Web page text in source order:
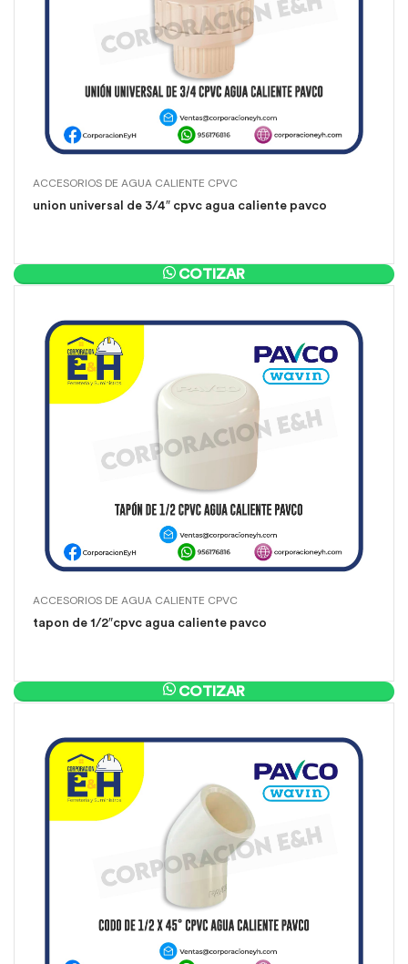
ACCESORIOS DE AGUA CALIENTE CPVC
union universal de 3/4″ cpvc agua caliente pavco
COTIZAR
ACCESORIOS DE AGUA CALIENTE CPVC
tapon de 1/2″cpvc agua caliente pavco
COTIZAR